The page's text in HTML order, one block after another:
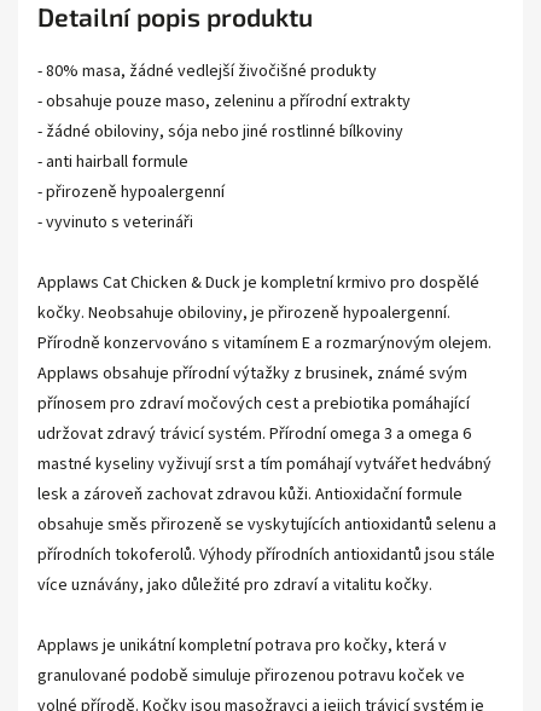
Detailní popis produktu
- 80% masa, žádné vedlejší živočišné produkty
- obsahuje pouze maso, zeleninu a přírodní extrakty
- žádné obiloviny, sója nebo jiné rostlinné bílkoviny
- anti hairball formule
- přirozeně hypoalergenní
- vyvinuto s veterináři
Applaws Cat Chicken & Duck je kompletní krmivo pro dospělé
kočky. Neobsahuje obiloviny, je přirozeně hypoalergenní.
Přírodně konzervováno s vitamínem E a rozmarýnovým olejem.
Applaws obsahuje přírodní výtažky z brusinek, známé svým
přínosem pro zdraví močových cest a prebiotika pomáhající
udržovat zdravý trávicí systém. Přírodní omega 3 a omega 6
mastné kyseliny vyživují srst a tím pomáhají vytvářet hedvábný
lesk a zároveň zachovat zdravou kůži. Antioxidační formule
obsahuje směs přirozeně se vyskytujících antioxidantů selenu a
přírodních tokoferolů. Výhody přírodních antioxidantů jsou stále
více uznávány, jako důležité pro zdraví a vitalitu kočky.
Applaws je unikátní kompletní potrava pro kočky, která v
granulované podobě simuluje přirozenou potravu koček ve
volné přírodě. Kočky jsou masožravci a jejich trávicí systém je